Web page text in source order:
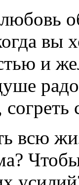
вы
и
всю